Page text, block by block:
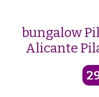
contentbungalow
Alicante